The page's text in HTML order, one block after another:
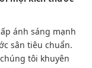
ánh sáng mạnh
sân tiêu chuẩn.
tôi khuyên